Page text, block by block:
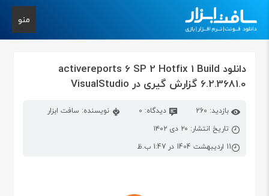
منو
دانلود activereports 6 SP 2 Hotfix 1 Build
6.2.3681.0 گزارش گیری در VisualStudio
بازدید: 260 دیدگاه: 0
نویسنده: سافت ابزار
تاریخ انتشار: ۲۰ دی ۱۴۰۲
11 اردیبهشت 1404 در 1:47 ب.ظ